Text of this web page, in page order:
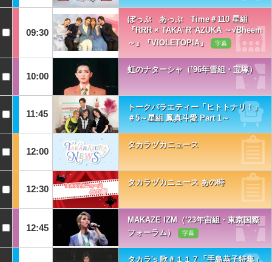
09:30
ぽっぷ あっぷ Time＃110 星組
『RRR × TAKA''R''AZUKA ～√Bheem
～』『VIOLETOPIA』
字幕
10:00
虹のナターシャ（’96年雪組・宝塚）
11:45
トークバラエティー「ヒトトナリ！」
＃5～星組 鳳真斗愛 Part 1～
12:00
タカラヅカニュース
12:30
タカラヅカニュース あの時
12:45
MAKAZE IZM（’23年宙組・東京国際
フォーラム）
字幕
タカラ's 歌＃１１７「手島恭子特集」